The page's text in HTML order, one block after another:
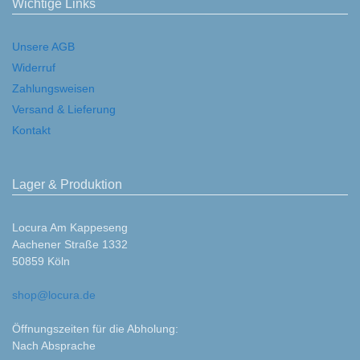
Wichtige Links
Unsere AGB
Widerruf
Zahlungsweisen
Versand & Lieferung
Kontakt
Lager & Produktion
Locura Am Kappeseng
Aachener Straße 1332
50859 Köln
shop@locura.de
Öffnungszeiten für die Abholung:
Nach Absprache